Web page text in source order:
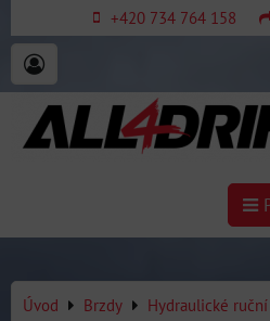
+420 734 764 158
Úvod Brzdy Hydraulické